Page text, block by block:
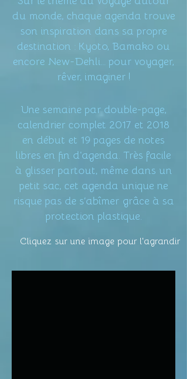
du monde, chaque agenda trouve
son inspiration dans sa propre
destination : Kyoto, Bamako ou
encore New-Dehli... pour voyager,
rêver, imaginer !
Une semaine par double-page,
calendrier complet 2017 et 2018
en début et 19 pages de notes
libres en fin d'agenda. Très facile
à glisser partout, même dans un
petit sac, cet agenda unique ne
risque pas de s’abîmer grâce à sa
protection plastique.
Cliquez sur une image pour l'agrandir